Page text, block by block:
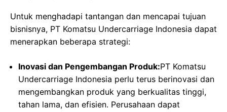
Untuk menghadapi tantangan dan mencapai tujuan
bisnisnya, PT Komatsu Undercarriage Indonesia dapat
menerapkan beberapa strategi:
Inovasi dan Pengembangan Produk:PT Komatsu
Undercarriage Indonesia perlu terus berinovasi dan
mengembangkan produk yang berkualitas tinggi,
tahan lama, dan efisien. Perusahaan dapat